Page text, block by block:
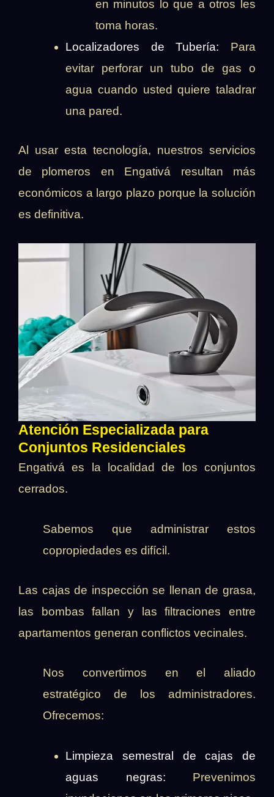
en minutos lo que a otros les
toma horas.
Localizadores de Tubería: Para
evitar perforar un tubo de gas o
agua cuando usted quiere taladrar
una pared.
Al usar esta tecnología, nuestros servicios
de plomeros en Engativá resultan más
económicos a largo plazo porque la solución
es definitiva.
Atención Especializada para
Conjuntos Residenciales
Engativá es la localidad de los conjuntos
cerrados.
Sabemos que administrar estos
copropiedades es difícil.
Las cajas de inspección se llenan de grasa,
las bombas fallan y las filtraciones entre
apartamentos generan conflictos vecinales.
Nos convertimos en el aliado
estratégico de los administradores.
Ofrecemos:
Limpieza semestral de cajas de
aguas negras: Prevenimos